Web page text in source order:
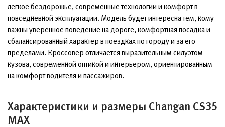
легкое бездорожье, современные технологии и комфорт в
повседневной эксплуатации. Модель будет интересна тем, кому
важны уверенное поведение на дороге, комфортная посадка и
сбалансированный характер в поездках по городу и за его
пределами. Кроссовер отличается выразительным силуэтом
кузова, современной оптикой и интерьером, ориентированным
на комфорт водителя и пассажиров.
Характеристики и размеры Changan CS35
MAX